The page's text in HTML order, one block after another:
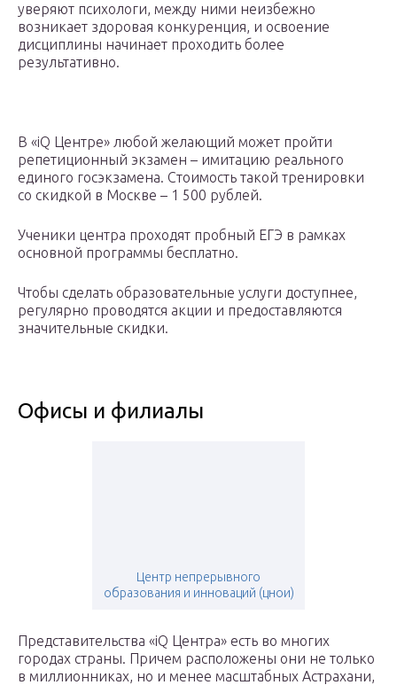
уверяют психологи, между ними неизбежно
возникает здоровая конкуренция, и освоение
дисциплины начинает проходить более
результативно.
В «iQ Центре» любой желающий может пройти
репетиционный экзамен – имитацию реального
единого госэкзамена. Стоимость такой тренировки
со скидкой в Москве – 1 500 рублей.
Ученики центра проходят пробный ЕГЭ в рамках
основной программы бесплатно.
Чтобы сделать образовательные услуги доступнее,
регулярно проводятся акции и предоставляются
значительные скидки.
Офисы и филиалы
Центр непрерывного
образования и инноваций (цнои)
Представительства «iQ Центра» есть во многих
городах страны. Причем расположены они не только
в миллионниках, но и менее масштабных Астрахани,